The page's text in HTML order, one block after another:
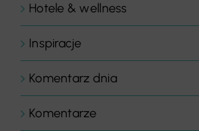
Hotele & wellness
Inspiracje
Komentarz dnia
Komentarze